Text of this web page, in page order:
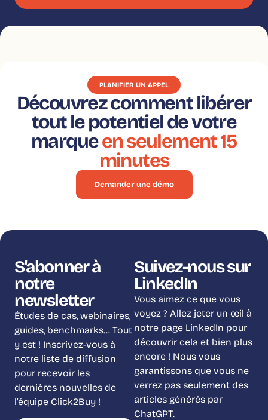
PLANIFIER UN APPEL
Découvrez comment libérer
tout le potentiel de votre
marqueen seulement 15
minutes
Demander une démo
S'abonner à
notre
newsletter
Études de cas, webinaires,
guides, benchmarks… Tout
y est ! Inscrivez-vous à
notre liste de diffusion
pour recevoir les
dernières nouvelles de
l’équipe Click2Buy !
Suivez-nous sur
LinkedIn
Vous aimez ce que vous
voyez ? Allez jeter un œil à
notre page LinkedIn pour
découvrir cela et bien plus
encore ! Nous vous
garantissons que vous ne
verrez pas seulement des
articles générés par
ChatGPT.